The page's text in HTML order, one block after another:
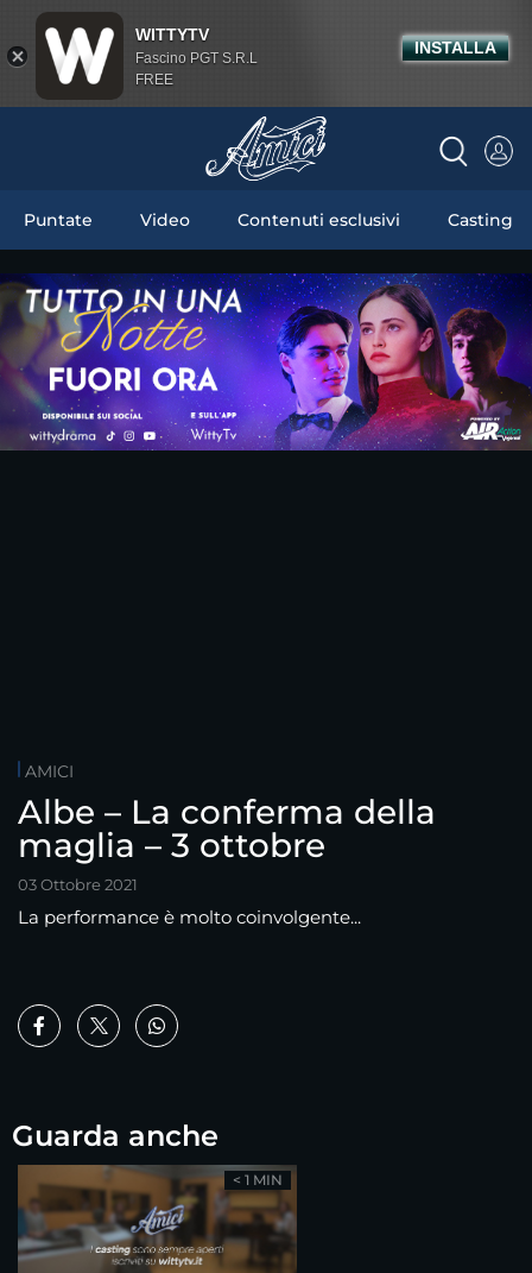
Puntate Video Contenuti esclusivi Casting
AMICI
Albe – La conferma della
maglia – 3 ottobre
03 Ottobre 2021
La performance è molto coinvolgente...
Guarda anche
< 1 MIN
WITTYTV
Fascino PGT S.R.L
FREE
INSTALLA